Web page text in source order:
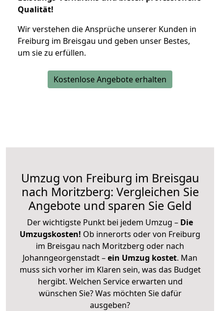
Qualität!
Wir verstehen die Ansprüche unserer Kunden in
Freiburg im Breisgau und geben unser Bestes,
um sie zu erfüllen.
Kostenlose Angebote erhalten
Umzug von Freiburg im Breisgau
nach Moritzberg: Vergleichen Sie
Angebote und sparen Sie Geld
Der wichtigste Punkt bei jedem Umzug – Die
Umzugskosten! Ob innerorts oder von Freiburg
im Breisgau nach Moritzberg oder nach
Johanngeorgenstadt –ein Umzug kostet. Man
muss sich vorher im Klaren sein, was das Budget
hergibt. Welchen Service erwarten und
wünschen Sie? Was möchten Sie dafür
ausgeben?